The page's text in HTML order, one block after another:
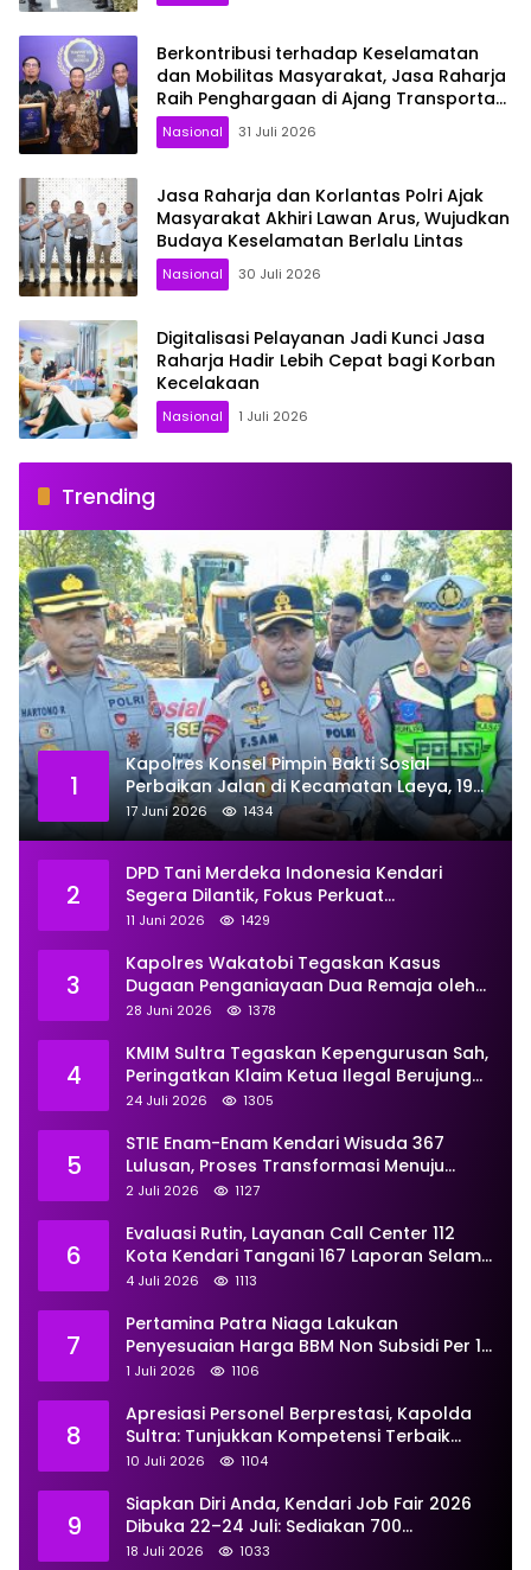
Berkontribusi terhadap Keselamatan
dan Mobilitas Masyarakat, Jasa Raharja
Raih Penghargaan di Ajang Transportasi
Indonesia Awards 2026
Nasional 31 Juli 2026
Jasa Raharja dan Korlantas Polri Ajak
Masyarakat Akhiri Lawan Arus, Wujudkan
Budaya Keselamatan Berlalu Lintas
Nasional 30 Juli 2026
Digitalisasi Pelayanan Jadi Kunci Jasa
Raharja Hadir Lebih Cepat bagi Korban
Kecelakaan
Nasional 1 Juli 2026
Trending
1
Kapolres Konsel Pimpin Bakti Sosial
Perbaikan Jalan di Kecamatan Laeya, 19
Titik Rusak Siap Ditambal
17 Juni 2026 1434
2
DPD Tani Merdeka Indonesia Kendari
Segera Dilantik, Fokus Perkuat
Pemberdayaan
11 Juni 2026 1429
3
Kapolres Wakatobi Tegaskan Kasus
Dugaan Penganiayaan Dua Remaja oleh
Dua Anggota Ditangani Secara
28 Juni 2026 1378
4
KMIM Sultra Tegaskan Kepengurusan Sah,
Peringatkan Klaim Ketua Ilegal Berujung
Proses Hukum
24 Juli 2026 1305
5
STIE Enam-Enam Kendari Wisuda 367
Lulusan, Proses Transformasi Menuju
Universitas Resmi Diterima
2 Juli 2026 1127
6
Evaluasi Rutin, Layanan Call Center 112
Kota Kendari Tangani 167 Laporan Selama
Juni
4 Juli 2026 1113
7
Pertamina Patra Niaga Lakukan
Penyesuaian Harga BBM Non Subsidi Per 1
Juli 2026, Berikut Rinciannya
1 Juli 2026 1106
8
Apresiasi Personel Berprestasi, Kapolda
Sultra: Tunjukkan Kompetensi Terbaik
untuk Masyarakat
10 Juli 2026 1104
9
Siapkan Diri Anda, Kendari Job Fair 2026
Dibuka 22–24 Juli: Sediakan 700
Lowongan dari 30 Perusahaan
18 Juli 2026 1033